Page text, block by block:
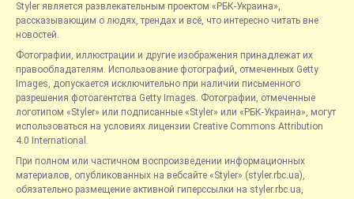
Styler является развлекательным проектом «РБК-Украина»,
рассказывающим о людях, трендах и всё, что интересно читать вне
новостей.
Фотографии, иллюстрации и другие изображения принадлежат их
правообладателям. Использование фотографий, отмеченных Getty
Images, допускается исключительно при наличии письменного
разрешения фотоагентства Getty Images. Фотографии, отмеченные
логотипом «Styler» или подписанные «Styler» или «РБК-Украина», могут
использоваться на условиях лицензии Creative Commons Attribution
4.0 International.
При полном или частичном воспроизведении информационных
материалов, опубликованных на вебсайте «Styler» (styler.rbc.ua),
обязательно размещение активной гиперссылки на styler.rbc.ua,